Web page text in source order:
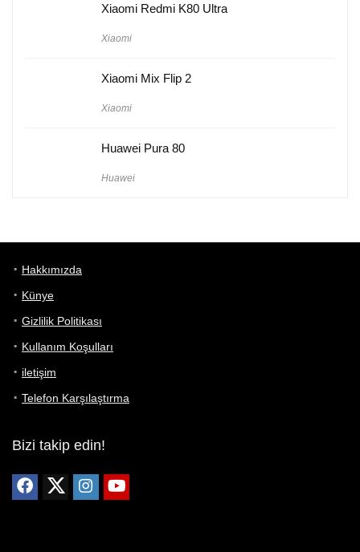
Xiaomi Redmi K80 Ultra
Xiaomi
Xiaomi Mix Flip 2
Xiaomi
Huawei Pura 80
Huawei
Hakkımızda
Künye
Gizlilik Politikası
Kullanım Koşulları
iletişim
Telefon Karşılaştırma
Bizi takip edin!